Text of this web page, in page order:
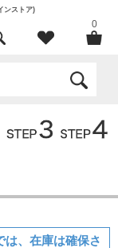
ンストア)
0
は、在庫は確保さ